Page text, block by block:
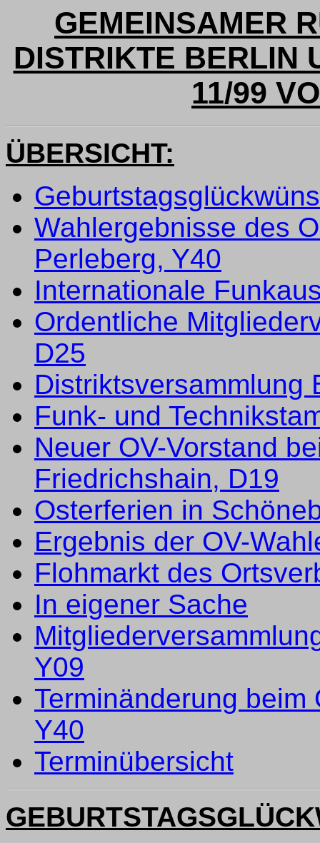
GEMEINSAMER
DISTRIKTE BERLIN
11/99
ÜBERSICHT:
Wahlergebnisse des
Perleberg, Y40
Internationale
Ordentliche
D25
Distriktsversammlung
Funk- und
Neuer OV-Vorstand
Friedrichshain, D19
Osterferien in
Ergebnis der OV-
Flohmarkt des
In eigener Sache
Y09
Terminänderung
Y40
Terminübersicht